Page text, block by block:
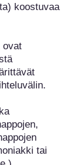
koostuvaa
ovat
tai